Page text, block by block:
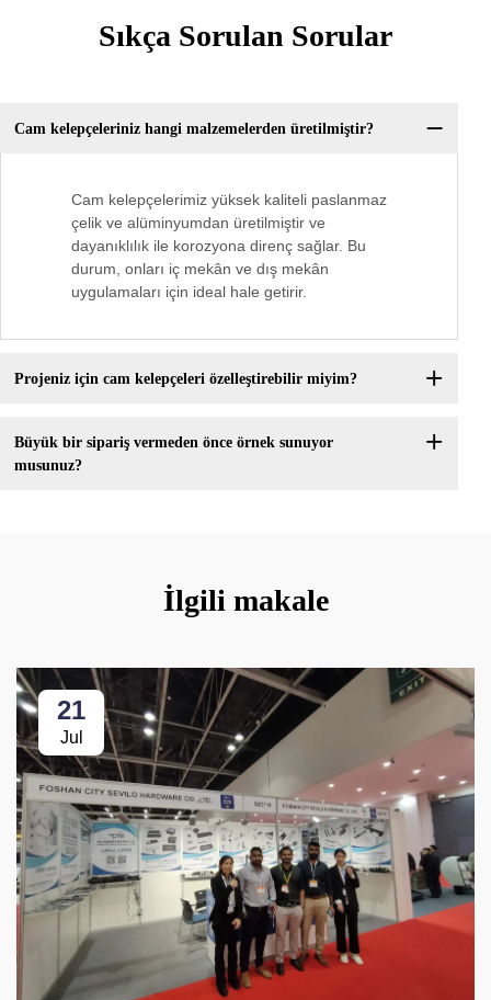
Sıkça Sorulan Sorular
Cam kelepçeleriniz hangi malzemelerden üretilmiştir?
Cam kelepçelerimiz yüksek kaliteli paslanmaz
çelik ve alüminyumdan üretilmiştir ve
dayanıklılık ile korozyona direnç sağlar. Bu
durum, onları iç mekân ve dış mekân
uygulamaları için ideal hale getirir.
Projeniz için cam kelepçeleri özelleştirebilir miyim?
Büyük bir sipariş vermeden önce örnek sunuyor
musunuz?
İlgili makale
21
Jul